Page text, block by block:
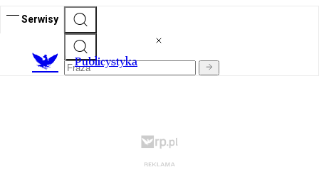
Serwisy
Publicystyka